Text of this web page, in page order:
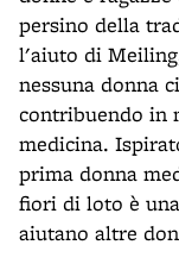
persino della
l'aiuto di
nessuna donna
contribuendo in
medicina.
prima donna
fiori di loto è
aiutano altre